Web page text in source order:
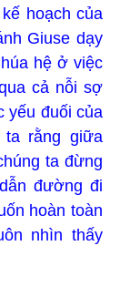
hoạch của
Giuse dạy
hệ ở việc
cả nỗi sợ
yếu đuối của
ta rằng giữa
ta đừng
đường đi
hoàn toàn
nhìn thấy